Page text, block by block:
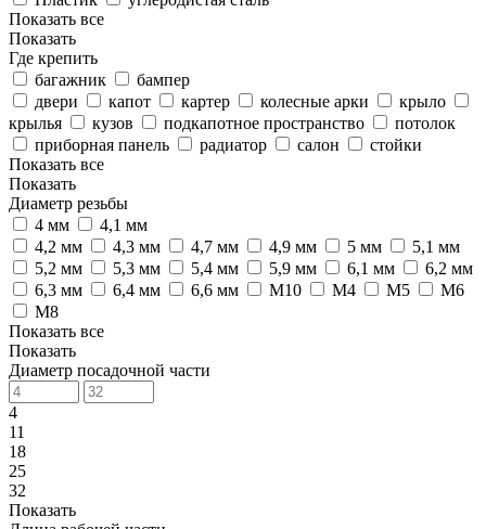
Показать все
Показать
Где крепить
багажник
бампер
двери
капот картер колесные арки
крыло
крылья
кузов подкапотное пространство
потолок
приборная панель
радиатор салон
стойки
Показать все
Показать
Диаметр резьбы
4 мм
4,1 мм
4,2 мм
4,3 мм 4,7 мм 4,9 мм 5 мм
5,1 мм
5,2 мм
5,3 мм 5,4 мм 5,9 мм 6,1 мм
6,2 мм
6,3 мм
6,4 мм 6,6 мм M10 M4 M5
M6
M8
Показать все
Показать
Диаметр посадочной части
4
11
18
25
32
Показать